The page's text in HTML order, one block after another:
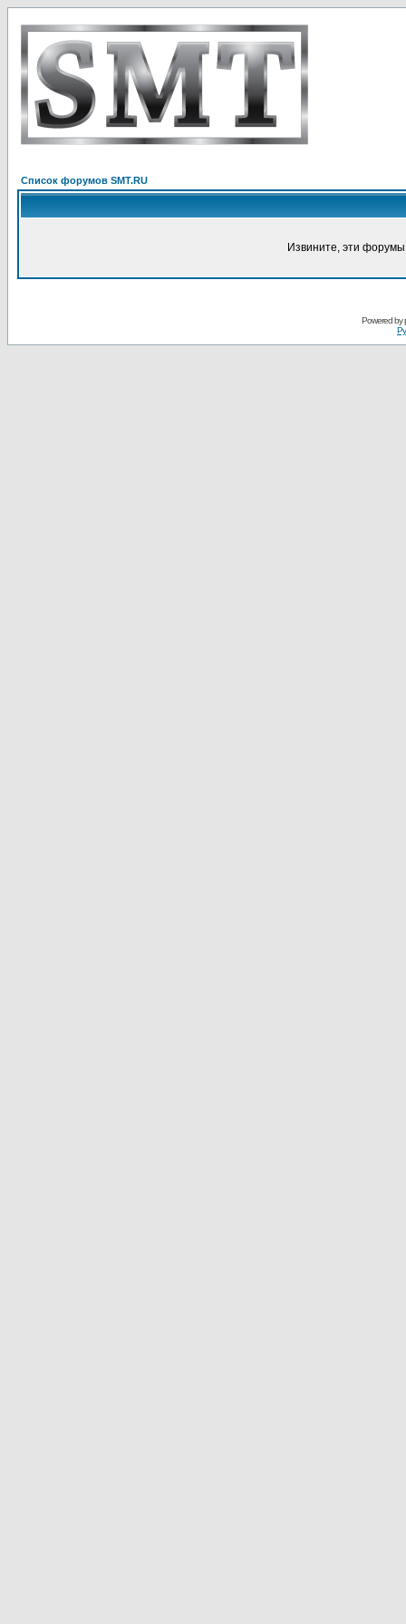
Список форумов SMT.RU
Извините, эти
Powered by